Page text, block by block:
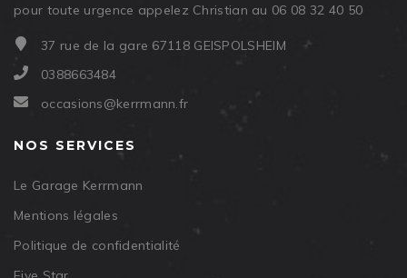
pour toute urgence appelez Christian au 06 08 32 40 50
37 rue de la gare 67118 GEISPOLSHEIM
0388663484
occasions@kerrmann.fr
NOS SERVICES
Le Garage Kerrmann
Mentions légales
Politique de confidentialité